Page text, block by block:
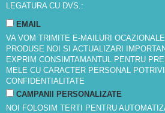
LEGATURA CU DVS.:
EMAIL
VA VOM TRIMITE E-MAILURI
PRODUSE NOI SI ACTUALIZARI
EXPRIM CONSIMTAMANTUL PENTRU
MELE CU CARACTER PERSONAL
CONFIDENTIALITATE
CAMPANII PERSONALIZATE
NOI FOLOSIM TERTI PENTRU